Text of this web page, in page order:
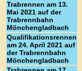
Trabrennen am 13.
Mai 2021 auf der
Trabrennbahn
Mönchengladbach
Qualifikationsrennen
am 24. April 2021 auf
der Trabrennbahn
Mönchengladbach